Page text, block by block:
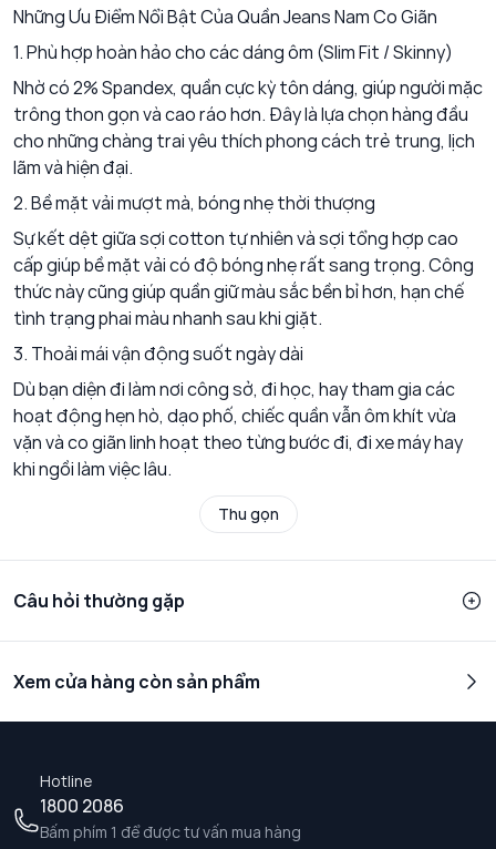
Những Ưu Điểm Nổi Bật Của Quần Jeans Nam Co Giãn
1. Phù hợp hoàn hảo cho các dáng ôm (Slim Fit / Skinny)
Nhờ có 2% Spandex, quần cực kỳ tôn dáng, giúp người mặc
trông thon gọn và cao ráo hơn. Đây là lựa chọn hàng đầu
cho những chàng trai yêu thích phong cách trẻ trung, lịch
lãm và hiện đại.
2. Bề mặt vải mượt mà, bóng nhẹ thời thượng
Sự kết dệt giữa sợi cotton tự nhiên và sợi tổng hợp cao
cấp giúp bề mặt vải có độ bóng nhẹ rất sang trọng. Công
thức này cũng giúp quần giữ màu sắc bền bỉ hơn, hạn chế
tình trạng phai màu nhanh sau khi giặt.
3. Thoải mái vận động suốt ngày dài
Dù bạn diện đi làm nơi công sở, đi học, hay tham gia các
hoạt động hẹn hò, dạo phố, chiếc quần vẫn ôm khít vừa
vặn và co giãn linh hoạt theo từng bước đi, đi xe máy hay
khi ngồi làm việc lâu.
Thu gọn
Câu hỏi thường gặp
Xem cửa hàng còn sản phẩm
Hotline
1800 2086
Bấm phím 1 để được tư vấn mua hàng